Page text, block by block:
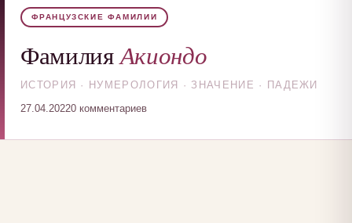
ФРАНЦУЗСКИЕ ФАМИЛИИ
ФамилияАкиондо
ИСТОРИЯ · НУМЕРОЛОГИЯ · ЗНАЧЕНИЕ · ПАДЕЖИ
27.04.20220 комментариев